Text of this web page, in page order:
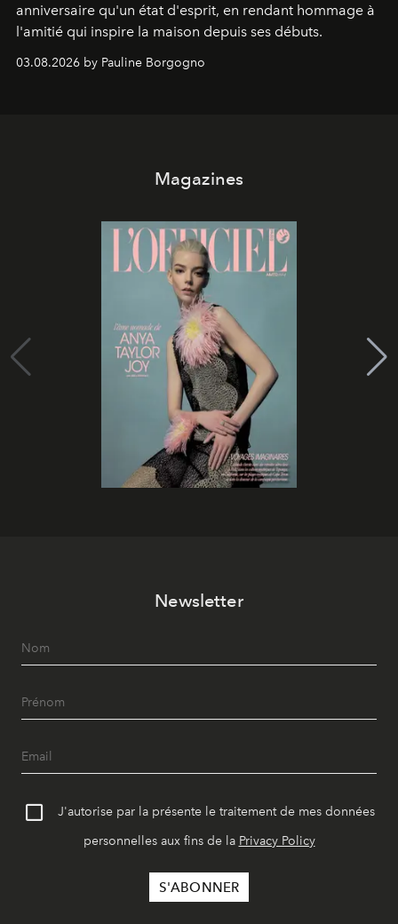
anniversaire qu'un état d'esprit, en rendant hommage à
l'amitié qui inspire la maison depuis ses débuts.
03.08.2026 by Pauline Borgogno
Magazines
Newsletter
J'autorise par la présente le traitement de mes données
personnelles aux fins de la Privacy Policy